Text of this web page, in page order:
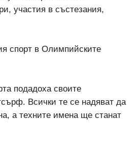
участия в състезания,
спорт в Олимпийските
подадоха своите
Всички те се надяват да
а техните имена ще станат